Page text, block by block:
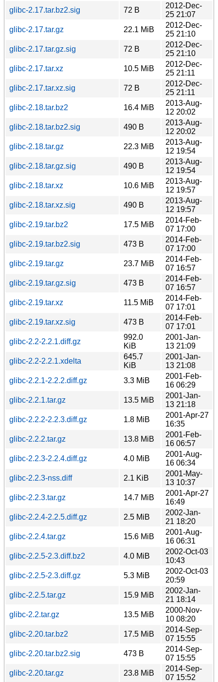
glibc-2.17.tar.bz2.sig 72 B
2012-Dec-
25 21:07
glibc-2.17.tar.gz
22.1 MiB
2012-Dec-
25 21:10
glibc-2.17.tar.gz.sig
72 B
2012-Dec-
25 21:10
glibc-2.17.tar.xz
10.5 MiB
2012-Dec-
25 21:11
glibc-2.17.tar.xz.sig
72 B
2012-Dec-
25 21:11
glibc-2.18.tar.bz2
16.4 MiB
2013-Aug-
12 20:02
glibc-2.18.tar.bz2.sig
490 B
2013-Aug-
12 20:02
glibc-2.18.tar.gz
22.3 MiB
2013-Aug-
12 19:54
glibc-2.18.tar.gz.sig
490 B
2013-Aug-
12 19:54
glibc-2.18.tar.xz
10.6 MiB
2013-Aug-
12 19:57
glibc-2.18.tar.xz.sig
490 B
2013-Aug-
12 19:57
glibc-2.19.tar.bz2
17.5 MiB
2014-Feb-
07 17:00
glibc-2.19.tar.bz2.sig
473 B
2014-Feb-
07 17:00
glibc-2.19.tar.gz
23.7 MiB
2014-Feb-
07 16:57
glibc-2.19.tar.gz.sig
473 B
2014-Feb-
07 16:57
glibc-2.19.tar.xz
11.5 MiB
2014-Feb-
07 17:01
glibc-2.19.tar.xz.sig
473 B
2014-Feb-
07 17:01
glibc-2.2-2.2.1.diff.gz
992.0
KiB
2001-Jan-
13 21:09
glibc-2.2-2.2.1.xdelta
645.7
KiB
2001-Jan-
13 21:08
glibc-2.2.1-2.2.2.diff.gz
3.3 MiB
2001-Feb-
16 06:29
glibc-2.2.1.tar.gz
13.5 MiB
2001-Jan-
13 21:18
glibc-2.2.2-2.2.3.diff.gz
1.8 MiB
2001-Apr-27
16:35
glibc-2.2.2.tar.gz
13.8 MiB
2001-Feb-
16 06:57
glibc-2.2.3-2.2.4.diff.gz
4.0 MiB
2001-Aug-
16 06:34
glibc-2.2.3-nss.diff
2.1 KiB
2001-May-
13 10:37
glibc-2.2.3.tar.gz
14.7 MiB
2001-Apr-27
16:49
glibc-2.2.4-2.2.5.diff.gz
2.5 MiB
2002-Jan-
21 18:20
glibc-2.2.4.tar.gz
15.6 MiB
2001-Aug-
16 06:31
glibc-2.2.5-2.3.diff.bz2
4.0 MiB
2002-Oct-03
10:43
glibc-2.2.5-2.3.diff.gz
5.3 MiB
2002-Oct-03
20:59
glibc-2.2.5.tar.gz
15.9 MiB
2002-Jan-
21 18:14
glibc-2.2.tar.gz
13.5 MiB
2000-Nov-
10 08:20
glibc-2.20.tar.bz2
17.5 MiB
2014-Sep-
07 15:55
glibc-2.20.tar.bz2.sig
473 B
2014-Sep-
07 15:55
glibc-2.20.tar.gz
23.8 MiB
2014-Sep-
07 15:52